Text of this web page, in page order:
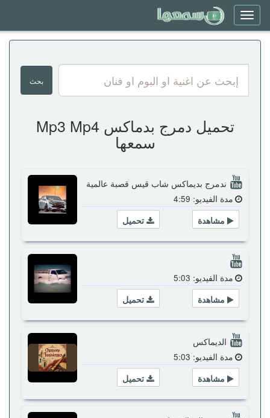
Toggle
navigation
تحميل دمرج بدماكس Mp3 Mp4
سمعها
ندمرج بديماكس شاب قيس قصبة عالمية
مدة الفيديو: 4:59
تحميل
مشاهدة
مدة الفيديو: 5:03
تحميل
مشاهدة
الديماكس
مدة الفيديو: 5:03
تحميل
مشاهدة